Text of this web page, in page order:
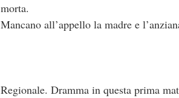
morta.
Mancano all’appello la madre e
Regionale. Dramma in questa prima